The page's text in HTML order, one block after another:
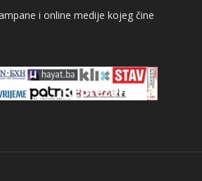
i online medije kojeg čine